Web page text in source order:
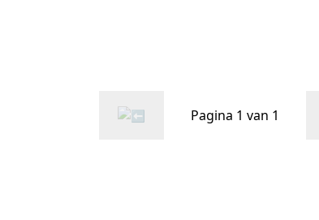
Pagina 1 van 1